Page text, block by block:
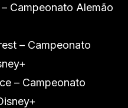
Campeonato Alemão
– Campeonato
– Campeonato